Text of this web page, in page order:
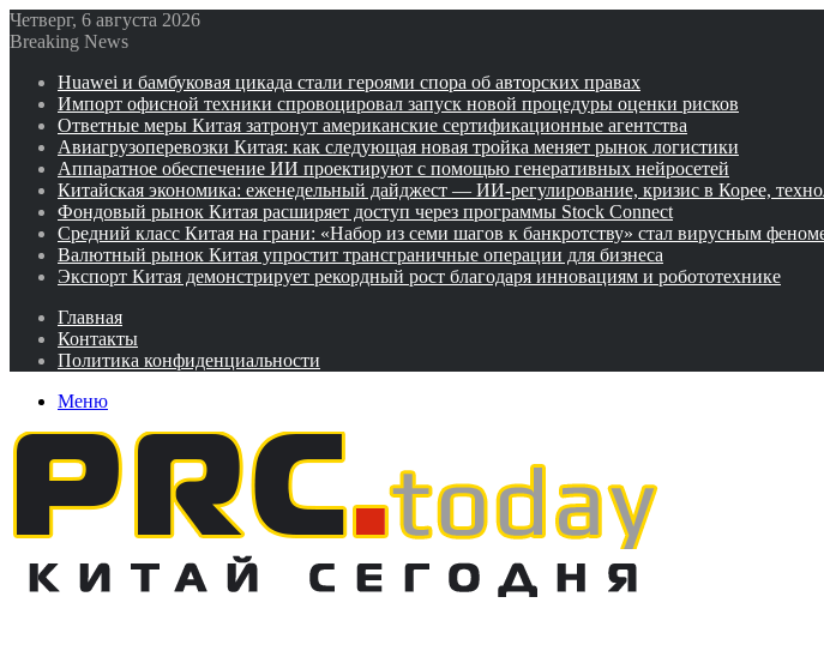
Четверг, 6 августа 2026
Breaking News
Huawei и бамбуковая цикада стали героями спора об авторских правах
Импорт офисной техники спровоцировал запуск новой процедуры оценки рисков
Ответные меры Китая затронут американские сертификационные агентства
Авиагрузоперевозки Китая: как следующая новая тройка меняет рынок логистики
Аппаратное обеспечение ИИ проектируют с помощью генеративных нейросетей
Китайская экономика: еженедельный дайджест — ИИ-регулирование, кризис в Корее,
Фондовый рынок Китая расширяет доступ через программы Stock Connect
Средний класс Китая на грани: «Набор из семи шагов к банкротству» стал вирусным
Валютный рынок Китая упростит трансграничные операции для бизнеса
Экспорт Китая демонстрирует рекордный рост благодаря инновациям и робототехнике
Главная
Контакты
Политика конфиденциальности
Меню